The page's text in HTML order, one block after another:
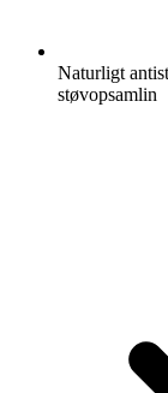
Naturligt
støvopsamlin